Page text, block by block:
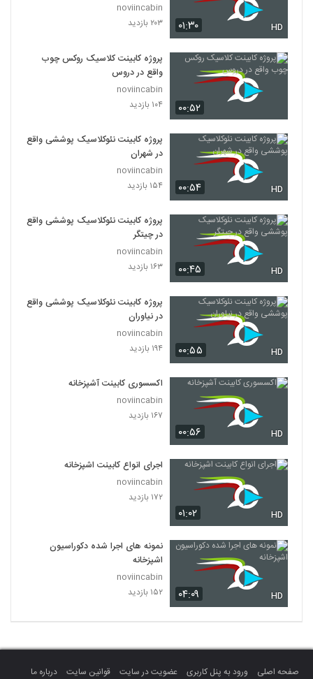
۰۱:۳۰ HD
noviincabin
۲۰۳ بازدید
۰۰:۵۲
پروژه کابینت کلاسیک روکس چوب
واقع در دروس
noviincabin
۱۰۴ بازدید
۰۰:۵۴ HD
پروژه کابینت نئوکلاسیک پوششی واقع
در شهران
noviincabin
۱۵۴ بازدید
۰۰:۴۵ HD
پروژه کابینت نئوکلاسیک پوششی واقع
در چیتگر
noviincabin
۱۶۳ بازدید
۰۰:۵۵ HD
پروژه کابینت نئوکلاسیک پوششی واقع
در نیاوران
noviincabin
۱۹۴ بازدید
۰۰:۵۶ HD
اکسسوری کابینت آشپزخانه
noviincabin
۱۶۷ بازدید
۰۱:۰۲ HD
اجرای انواع کابینت اشپزخانه
noviincabin
۱۷۲ بازدید
۰۴:۰۹ HD
نمونه های اجرا شده دکوراسیون
اشپزخانه
noviincabin
۱۵۲ بازدید
صفحه اصلی ورود به پنل کاربری عضویت در سایت قوانین سایت درباره ما